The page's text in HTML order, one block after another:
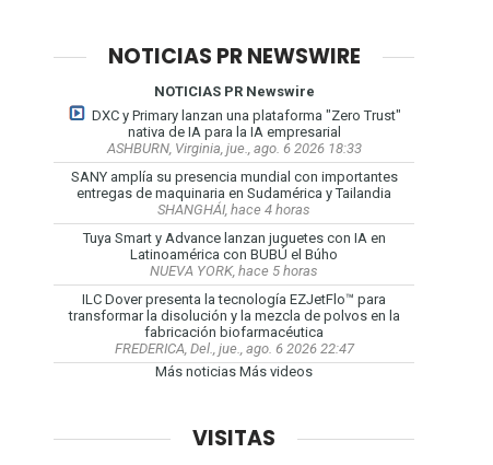
NOTICIAS PR NEWSWIRE
NOTICIAS PR Newswire
DXC y Primary lanzan una plataforma "Zero Trust"
nativa de IA para la IA empresarial
ASHBURN, Virginia, jue., ago. 6 2026 18:33
SANY amplía su presencia mundial con importantes
entregas de maquinaria en Sudamérica y Tailandia
SHANGHÁI, hace 4 horas
Tuya Smart y Advance lanzan juguetes con IA en
Latinoamérica con BUBÚ el Búho
NUEVA YORK, hace 5 horas
ILC Dover presenta la tecnología EZJetFlo™ para
transformar la disolución y la mezcla de polvos en la
fabricación biofarmacéutica
FREDERICA, Del., jue., ago. 6 2026 22:47
Más noticias Más videos
VISITAS